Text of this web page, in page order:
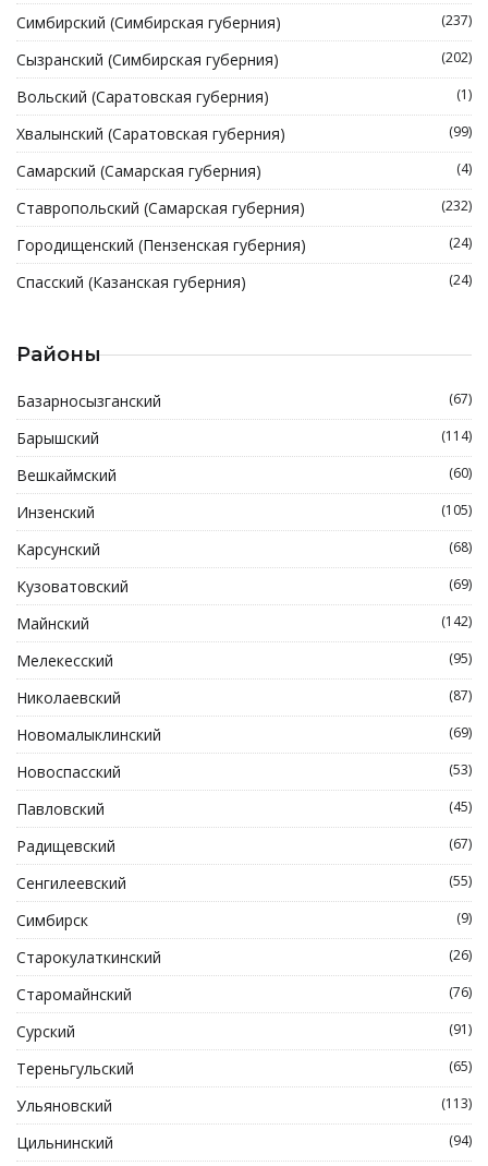
Симбирский (Симбирская губерния) (237)
Сызранский (Симбирская губерния) (202)
Вольский (Саратовская губерния) (1)
Хвалынский (Саратовская губерния) (99)
Самарский (Самарская губерния) (4)
Ставропольский (Самарская губерния) (232)
Городищенский (Пензенская губерния) (24)
Спасский (Казанская губерния) (24)
Районы
Базарносызганский (67)
Барышский (114)
Вешкаймский (60)
Инзенский (105)
Карсунский (68)
Кузоватовский (69)
Майнский (142)
Мелекесский (95)
Николаевский (87)
Новомалыклинский (69)
Новоспасский (53)
Павловский (45)
Радищевский (67)
Сенгилеевский (55)
Симбирск (9)
Старокулаткинский (26)
Старомайнский (76)
Сурский (91)
Тереньгульский (65)
Ульяновский (113)
Цильнинский (94)